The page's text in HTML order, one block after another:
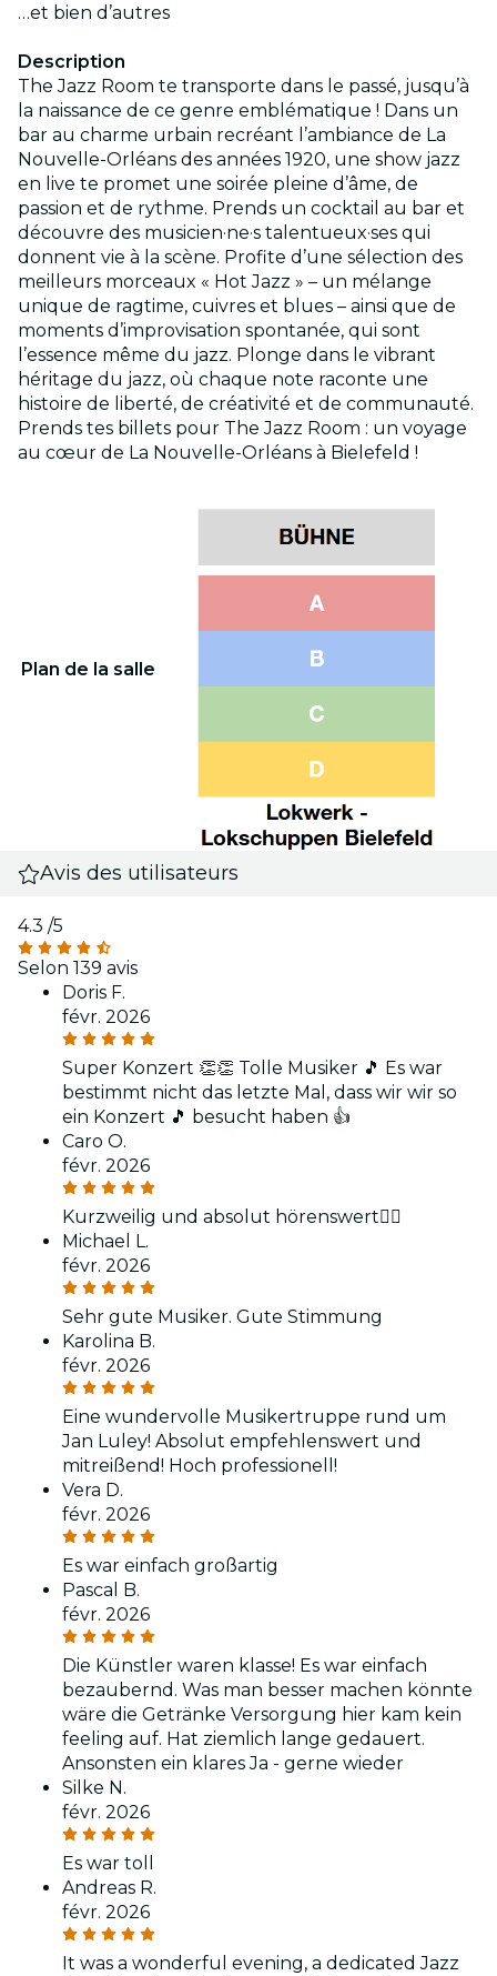
…et bien d’autres
Description
The Jazz Room te transporte dans le passé, jusqu’à
la naissance de ce genre emblématique ! Dans un
bar au charme urbain recréant l’ambiance de La
Nouvelle-Orléans des années 1920, une show jazz
en live te promet une soirée pleine d’âme, de
passion et de rythme. Prends un cocktail au bar et
découvre des musicien·ne·s talentueux·ses qui
donnent vie à la scène. Profite d’une sélection des
meilleurs morceaux « Hot Jazz » – un mélange
unique de ragtime, cuivres et blues – ainsi que de
moments d’improvisation spontanée, qui sont
l’essence même du jazz. Plonge dans le vibrant
héritage du jazz, où chaque note raconte une
histoire de liberté, de créativité et de communauté.
Prends tes billets pour The Jazz Room : un voyage
au cœur de La Nouvelle-Orléans à Bielefeld !
Plan de la salle
Avis des utilisateurs
4.3 /5
Selon 139 avis
Doris F.
févr. 2026
Super Konzert 👏👏 Tolle Musiker 🎵 Es war
bestimmt nicht das letzte Mal, dass wir wir so
ein Konzert 🎵 besucht haben 👍
Caro O.
févr. 2026
Kurzweilig und absolut hörenswert👌🏻
Michael L.
févr. 2026
Sehr gute Musiker. Gute Stimmung
Karolina B.
févr. 2026
Eine wundervolle Musikertruppe rund um
Jan Luley! Absolut empfehlenswert und
mitreißend! Hoch professionell!
Vera D.
févr. 2026
Es war einfach großartig
Pascal B.
févr. 2026
Die Künstler waren klasse! Es war einfach
bezaubernd. Was man besser machen könnte
wäre die Getränke Versorgung hier kam kein
feeling auf. Hat ziemlich lange gedauert.
Ansonsten ein klares Ja - gerne wieder
Silke N.
févr. 2026
Es war toll
Andreas R.
févr. 2026
It was a wonderful evening, a dedicated Jazz